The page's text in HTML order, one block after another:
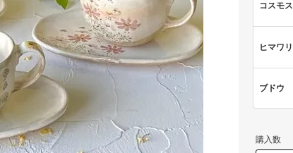
コスモス
ヒマワリ
ブドウ
購入数